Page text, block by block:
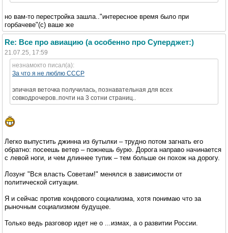
но вам-то перестройка зашла.."интересное время было при
горбачеве"(с) ваше же
Re: Все про авиацию (а особенно про Суперджет:)
21.07.25, 17:59
незнамокто писал(а):
За что я не люблю СССР
эпичная веточка получилась, познавательная для всех
совкодрочеров..почти на 3 сотни страниц..
Легко выпустить джинна из бутылки – трудно потом загнать его
обратно: посеешь ветер – пожнешь бурю. Дорога направо начинается
с левой ноги, и чем длиннее тупик – тем больше он похож на дорогу.
Лозунг "Вся власть Советам!" менялся в зависимости от
политической ситуации.
Я и сейчас против кондового социализма, хотя понимаю что за
рыночным социализмом будущее.
Только ведь разговор идет не о ...измах, а о развитии России.